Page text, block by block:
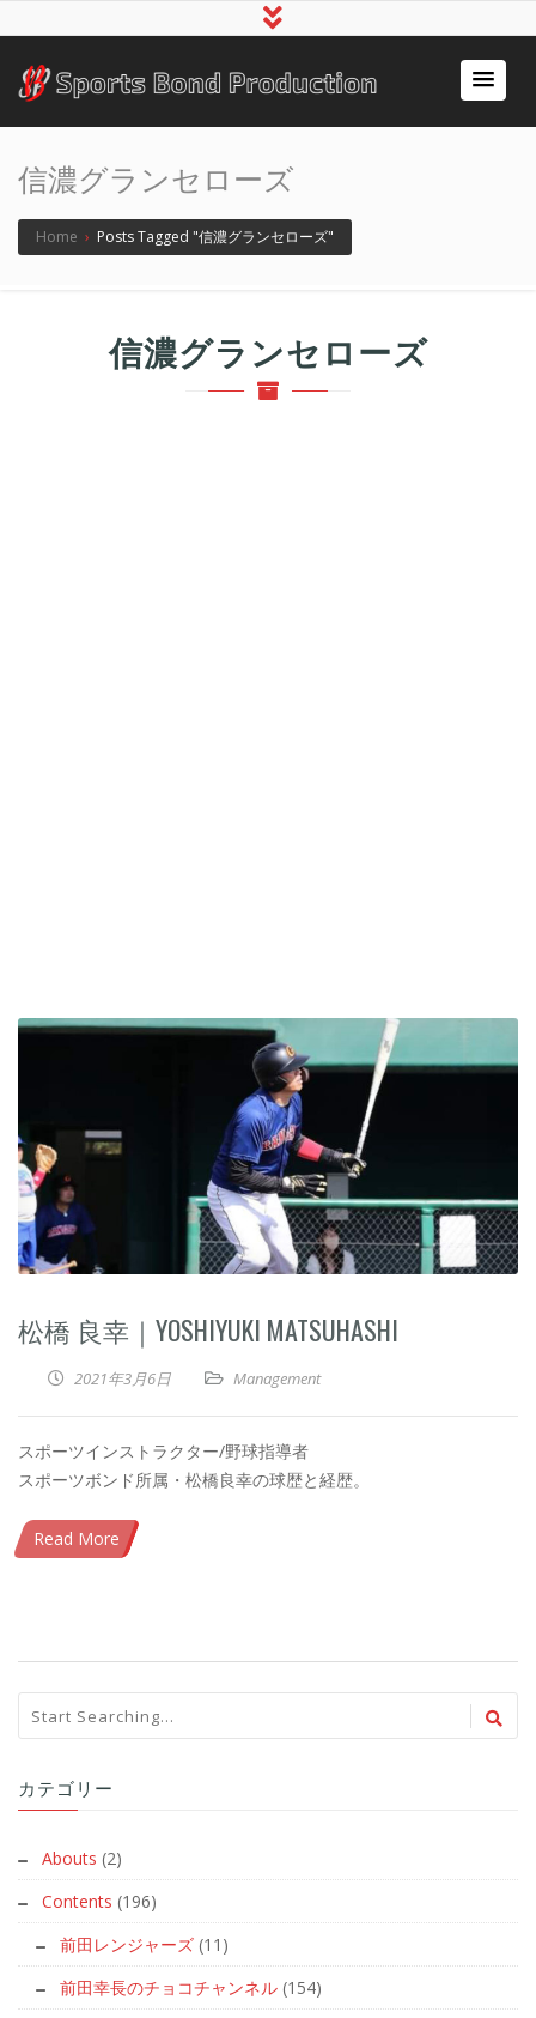
アスリート事務所スポ
信濃グランセローズ
Home › Posts Tagged "信濃グランセローズ"
信濃グランセローズ
松橋 良幸｜YOSHIYUKI MATSUHASHI
2021年3月6日 Management
スポーツインストラクター/野球指導者
スポーツボンド所属・松橋良幸の球歴と経歴。
Read More
カテゴリー
Abouts (2)
Contents (196)
前田レンジャーズ (11)
前田幸長のチョコチャンネル (154)